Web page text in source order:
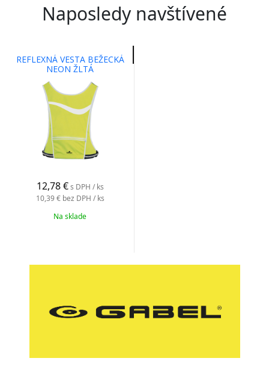
Naposledy navštívené
REFLEXNÁ VESTA BEŽECKÁ
NEON ŽLTÁ
12,78 € s DPH / ks
10,39 € bez DPH / ks
Na sklade